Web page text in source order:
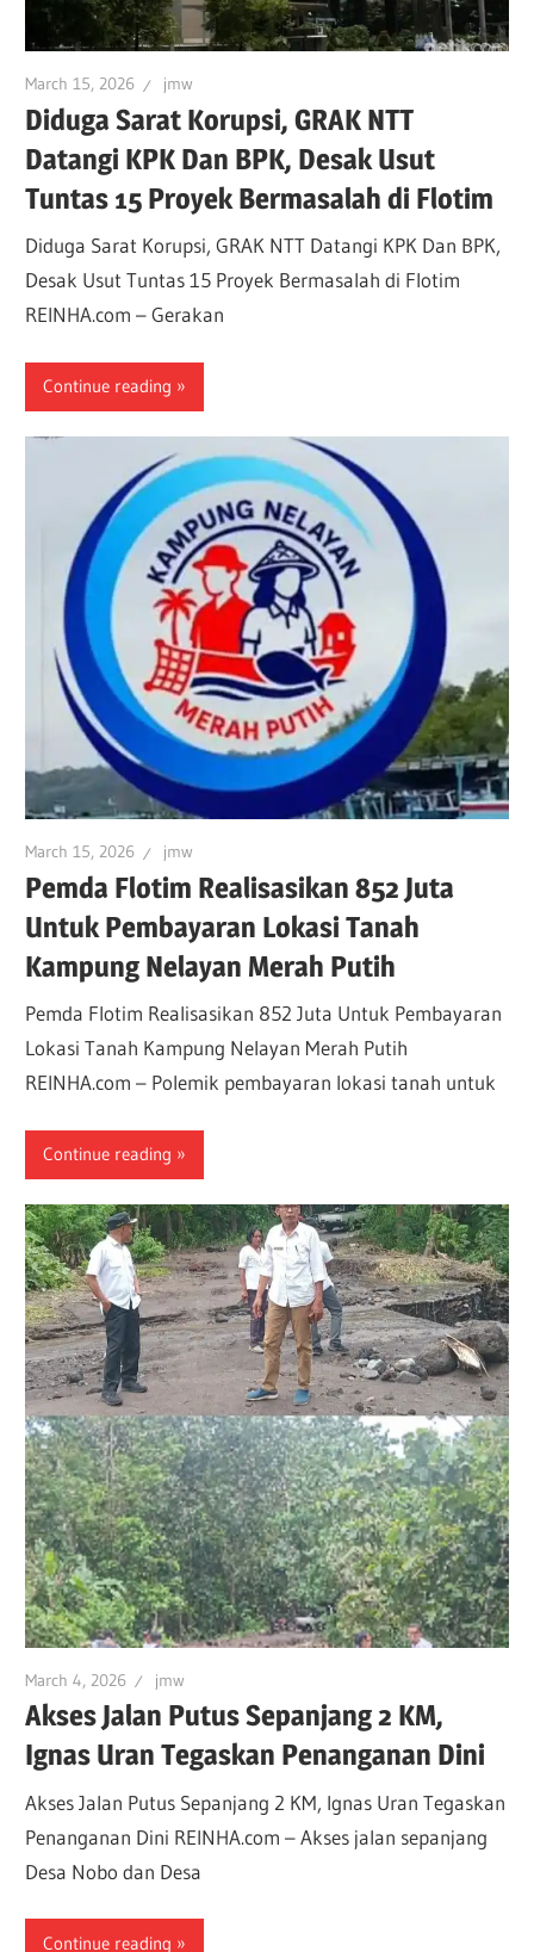
March 15, 2026 jmw
Diduga Sarat Korupsi, GRAK NTT
Datangi KPK Dan BPK, Desak Usut
Tuntas 15 Proyek Bermasalah di Flotim
Diduga Sarat Korupsi, GRAK NTT Datangi KPK Dan BPK,
Desak Usut Tuntas 15 Proyek Bermasalah di Flotim
REINHA.com – Gerakan
Continue reading
March 15, 2026 jmw
Pemda Flotim Realisasikan 852 Juta
Untuk Pembayaran Lokasi Tanah
Kampung Nelayan Merah Putih
Pemda Flotim Realisasikan 852 Juta Untuk Pembayaran
Lokasi Tanah Kampung Nelayan Merah Putih
REINHA.com – Polemik pembayaran lokasi tanah untuk
Continue reading
March 4, 2026 jmw
Akses Jalan Putus Sepanjang 2 KM,
Ignas Uran Tegaskan Penanganan Dini
Akses Jalan Putus Sepanjang 2 KM, Ignas Uran Tegaskan
Penanganan Dini REINHA.com – Akses jalan sepanjang
Desa Nobo dan Desa
Continue reading